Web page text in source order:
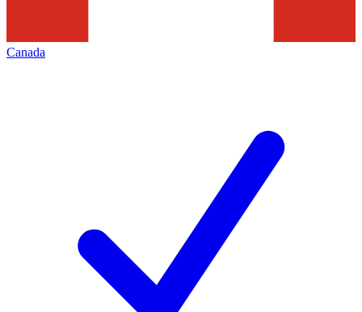
Canada